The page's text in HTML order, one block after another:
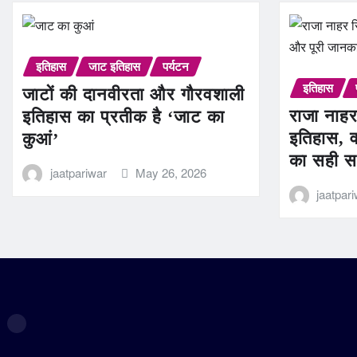
इतिहास जाट इतिहास पर्यटन
जाटों की दानवीरता और गौरवशाली
इतिहास का प्रतीक है ‘जाट का
कुआं’
jaatpariwar May 26, 2026
इतिहास
राजा
इतिहास,
का सही